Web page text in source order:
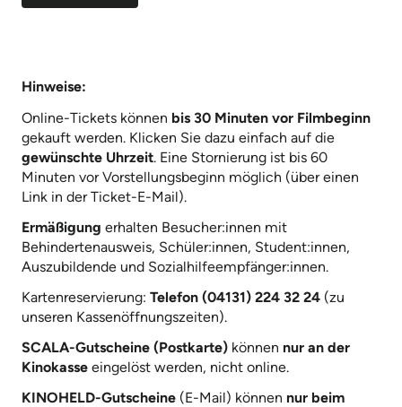
Hinweise:
Online-Tickets können bis 30 Minuten vor Filmbeginn
gekauft werden. Klicken Sie dazu einfach auf die
gewünschte Uhrzeit. Eine Stornierung ist bis 60
Minuten vor Vorstellungsbeginn möglich (über einen
Link in der Ticket-E-Mail).
Ermäßigung erhalten Besucher:innen mit
Behindertenausweis, Schüler:innen, Student:innen,
Auszubildende und Sozialhilfeempfänger:innen.
Kartenreservierung: Telefon (04131) 224 32 24 (zu
unseren Kassenöffnungszeiten).
SCALA-Gutscheine (Postkarte) können nur an der
Kinokasse eingelöst werden, nicht online.
KINOHELD-Gutscheine (E-Mail) können nur beim